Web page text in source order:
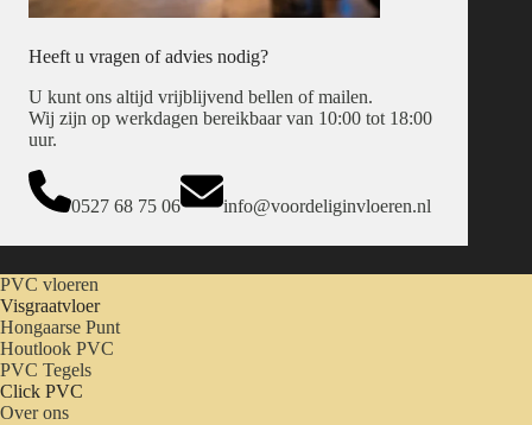
Heeft u vragen of advies nodig?
U kunt ons altijd vrijblijvend bellen of mailen.
Wij zijn op werkdagen bereikbaar van 10:00 tot 18:00
uur.
0527 68 75 06 info@voordeliginvloeren.nl
PVC vloeren
Visgraatvloer
Hongaarse Punt
Houtlook PVC
PVC Tegels
Click PVC
Over ons